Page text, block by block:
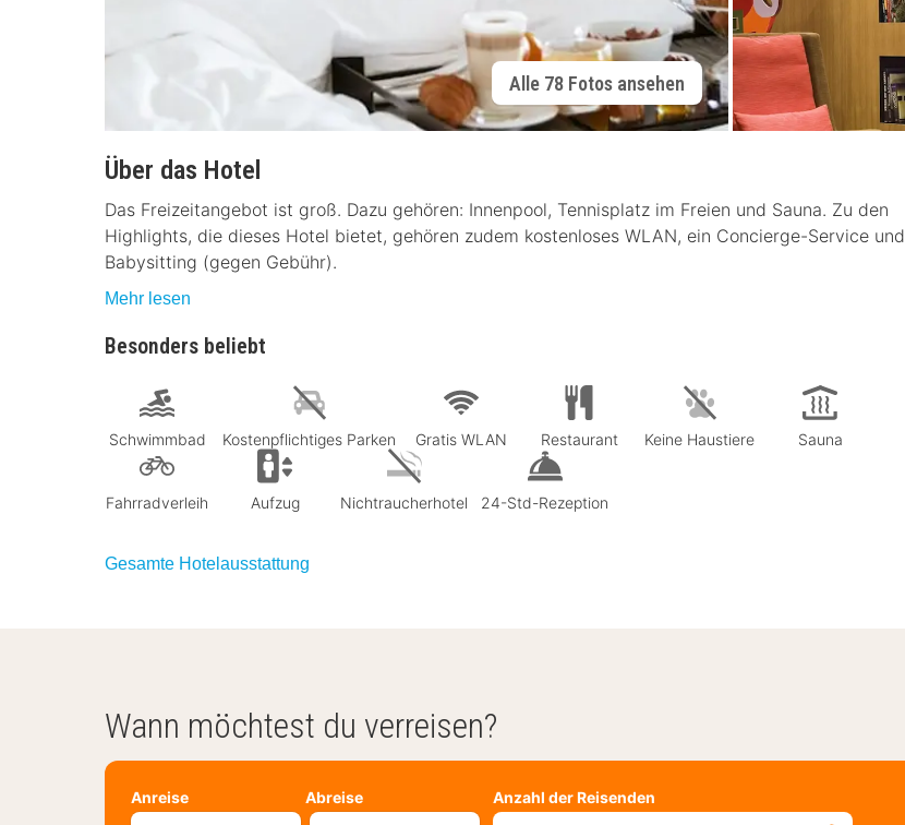
Alle 78 Fotos ansehen
Über das Hotel
Das Freizeitangebot ist groß. Dazu gehören: Innenpool, Tennisplatz im Freien und Sauna. Zu den
Highlights, die dieses Hotel bietet, gehören zudem kostenloses WLAN, ein Concierge-Service und
Babysitting (gegen Gebühr).
Mehr lesen
Besonders beliebt
Schwimmbad Kostenpflichtiges Parken Gratis WLAN Restaurant Keine Haustiere Sauna
Fahrradverleih Aufzug Nichtraucherhotel 24-Std-Rezeption
Gesamte Hotelausstattung
Wann möchtest du verreisen?
Anreise Abreise Anzahl der Reisenden